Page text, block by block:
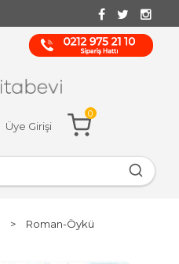
Üye Girişi
0
> Roman-Öykü